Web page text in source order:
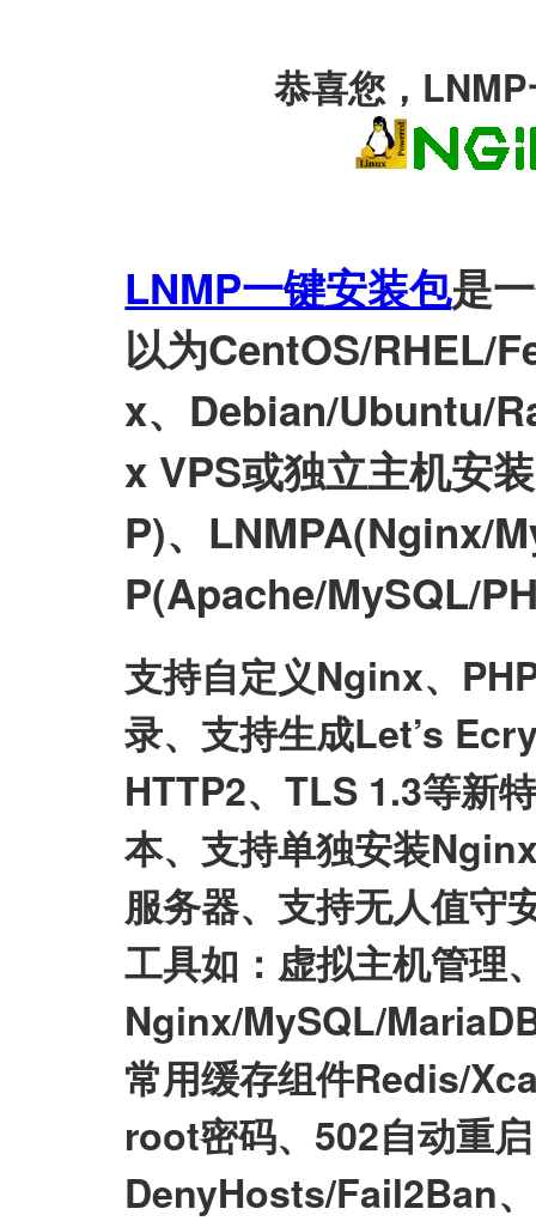
恭喜您，
LNMP一键安装包是
以为CentOS/RHEL/
x、Debian/Ubuntu/
x VPS或独立主机安
P)、LNMPA(Nginx/
P(Apache/MySQL/
支持自定义Nginx、
录、支持生成Let’s
HTTP2、TLS 1.3等新
本、支持单独安装
服务器、支持无人值守
工具如：虚拟主机管理
Nginx/MySQL/
常用缓存组件Redis/
root密码、502自动重
DenyHosts/Fail2Ban